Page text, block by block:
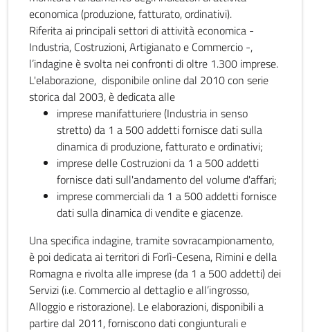
economica (produzione, fatturato, ordinativi).
Riferita ai principali settori di attività economica -
Industria, Costruzioni, Artigianato e Commercio -,
l’indagine è svolta nei confronti di oltre 1.300 imprese.
L'elaborazione, disponibile online dal 2010 con serie
storica dal 2003, è dedicata alle
imprese manifatturiere (Industria in senso
stretto) da 1 a 500 addetti fornisce dati sulla
dinamica di produzione, fatturato e ordinativi;
imprese delle Costruzioni da 1 a 500 addetti
fornisce dati sull'andamento del volume d'affari;
imprese commerciali da 1 a 500 addetti fornisce
dati sulla dinamica di vendite e giacenze.
Una specifica indagine, tramite sovracampionamento,
è poi dedicata ai territori di Forlì-Cesena, Rimini e della
Romagna e rivolta alle imprese (da 1 a 500 addetti) dei
Servizi (i.e. Commercio al dettaglio e all’ingrosso,
Alloggio e ristorazione). Le elaborazioni, disponibili a
partire dal 2011, forniscono dati congiunturali e